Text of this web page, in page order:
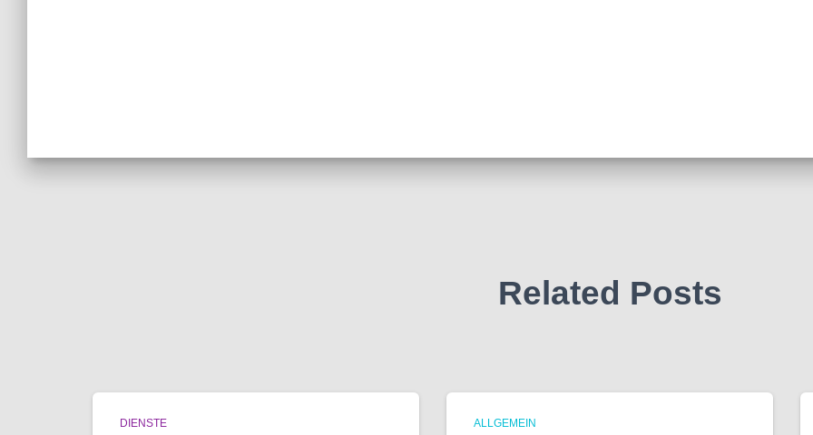
Related Posts
DIENSTE ALLGEMEIN